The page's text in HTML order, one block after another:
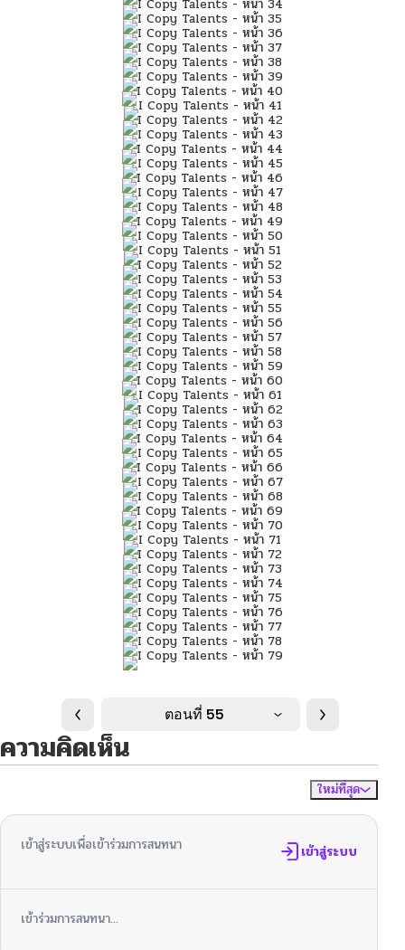
ตอนที่ 55
ความคิดเห็น
ใหม่ที่สุด
เข้าสู่ระบบเพื่อเข้าร่วมการสนทนา เข้าสู่ระบบ
เข้าร่วมการสนทนา...